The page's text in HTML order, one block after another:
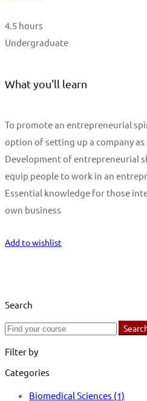
4.5 hours
Undergraduate
What you'll learn
To promote an entrepreneurial
option of setting up a company
Development of entrepreneurial
equip people to work in an
Essential knowledge for those
own business
Add to wishlist
Search
Search
Filter by
Categories
Biomedical Sciences (1)